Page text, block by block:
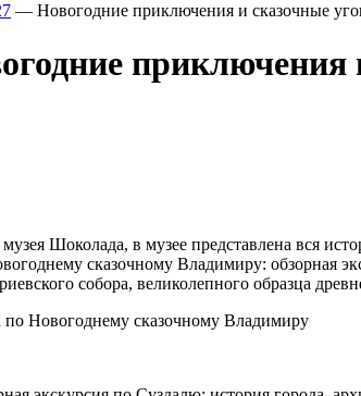
— Новогодние приключения и сказочные
Шоколада, в музее представлена вся
сказочному Владимиру: обзорная
собора, великолепного образца
Новогоднему сказочному Владимиру